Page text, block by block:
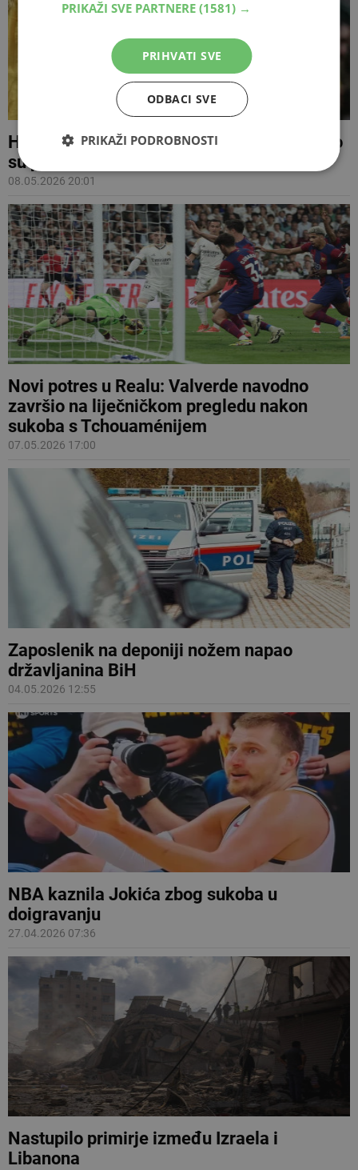
Hezbollah je Izraelcima tvrđi orah nego što
su pretpostavljali
08.05.2026 20:01
Novi potres u Realu: Valverde navodno
završio na liječničkom pregledu nakon
sukoba s Tchouaménijem
07.05.2026 17:00
Zaposlenik na deponiji nožem napao
državljanina BiH
04.05.2026 12:55
NBA kaznila Jokića zbog sukoba u
doigravanju
27.04.2026 07:36
Nastupilo primirje između Izraela i
Libanona
PRIKAŽI SVE PARTNERE (1581) →
PRIHVATI SVE
ODBACI SVE
PRIKAŽI PODROBNOSTI